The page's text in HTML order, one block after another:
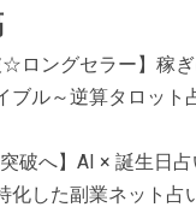
☆ロングセラー】稼
ブル～逆算タロット
破へ】AI × 誕生日
化した副業ネット占